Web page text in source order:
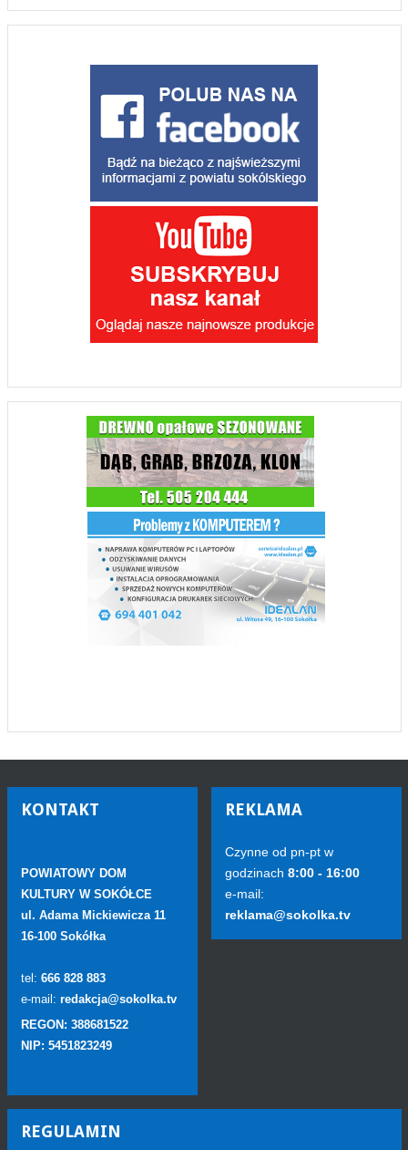
KONTAKT
POWIATOWY DOM
KULTURY W SOKÓŁCE
ul. Adama Mickiewicza 11
16-100 Sokółka
tel: 666 828 883
e-mail: redakcja@sokolka.tv
REGON: 388681522
NIP: 5451823249
REKLAMA
Czynne od pn-pt w
godzinach 8:00 - 16:00
e-mail:
reklama@sokolka.tv
REGULAMIN